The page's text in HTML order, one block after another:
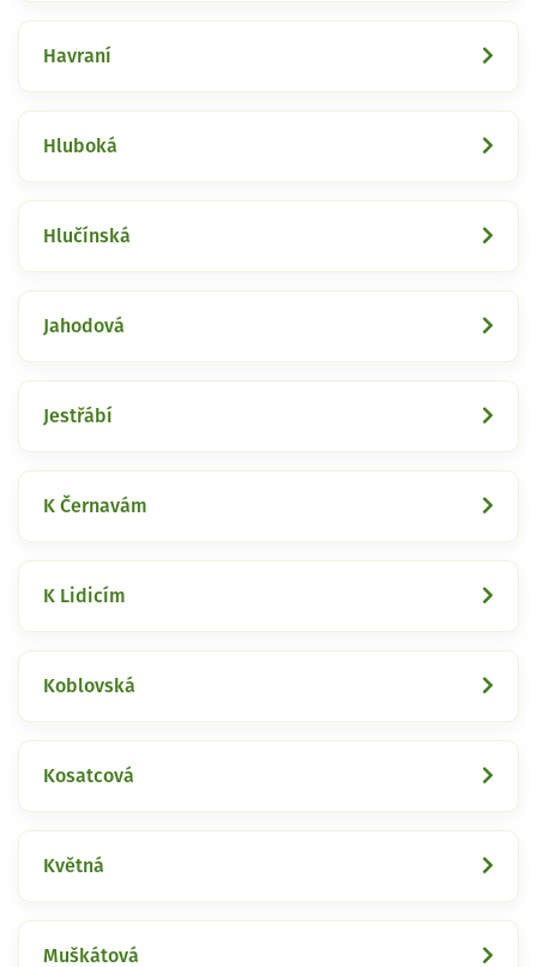
Havraní
Hluboká
Hlučínská
Jahodová
Jestřábí
K Černavám
K Lidicím
Koblovská
Kosatcová
Květná
Muškátová